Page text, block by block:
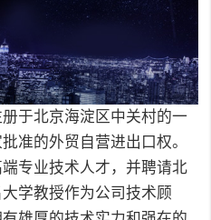
于北京海淀区中关村的一
准的外贸自营进出口权。
专业技术人才，并聘请北
学教授作为公司技术顾